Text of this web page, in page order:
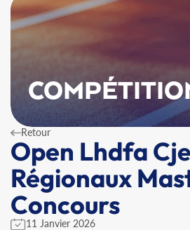
Retour
Open Lhdfa
Régionaux
Concours
11 Janvier 2026